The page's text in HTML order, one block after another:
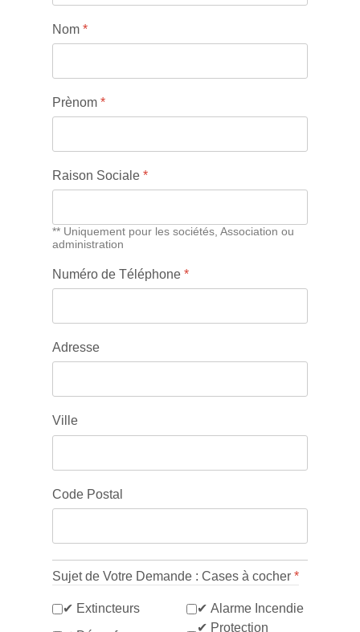
Nom *
Prènom *
Raison Sociale *
** Uniquement pour les sociétés, Association ou
administration
Numéro de Téléphone *
Adresse
Ville
Code Postal
Sujet de Votre Demande : Cases à cocher *
✔ Extincteurs
✔ Alarme Incendie
✔ Protection